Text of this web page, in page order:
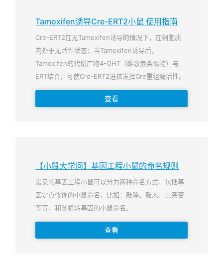
Tamoxifen诱导Cre-ERT2小鼠 使用指南
Cre-ERT2在无Tamoxifen诱导的情况下，在细胞质
内处于无活性状态；当Tamoxifen诱导后，
Tamoxifen的代谢产物4-OHT（雌激素类似物）与
ERT结合，可使Cre-ERT2进核发挥Cre重组酶活性。
查看
【小鼠大学问】基因工程小鼠的命名规则
常见的基因工程小鼠可以分为两种命名方式，包括基
因定点修饰的小鼠命名，比如：敲除、敲入、点突变
等等，和随机转基因的小鼠命名。
查看